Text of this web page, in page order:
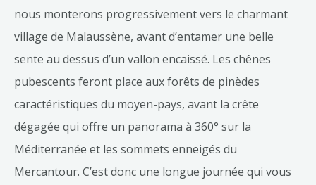
nous monterons progressivement vers le charmant
village de Malaussène, avant d’entamer une belle
sente au dessus d’un vallon encaissé. Les chênes
pubescents feront place aux forêts de pinèdes
caractéristiques du moyen-pays, avant la crête
dégagée qui offre un panorama à 360° sur la
Méditerranée et les sommets enneigés du
Mercantour. C’est donc une longue journée qui vous